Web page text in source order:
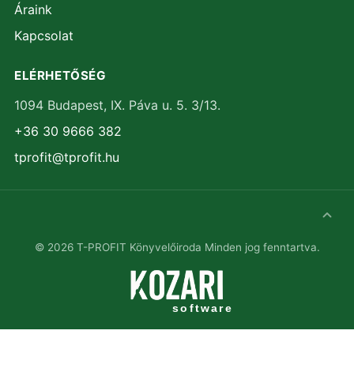
Áraink
Kapcsolat
ELÉRHETŐSÉG
1094 Budapest, IX. Páva u. 5. 3/13.
+36 30 9666 382
tprofit@tprofit.hu
© 2026T-PROFIT Könyvelőiroda Minden jog fenntartva.
software